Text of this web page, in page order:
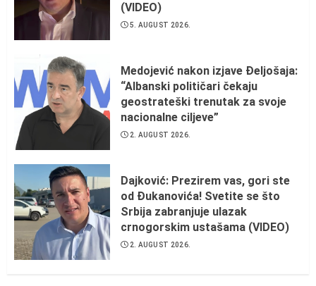
(VIDEO)
5. AUGUST 2026.
Medojević nakon izjave Đeljošaja:
“Albanski političari čekaju
geostrateški trenutak za svoje
nacionalne ciljeve”
2. AUGUST 2026.
Dajković: Prezirem vas, gori ste
od Đukanovića! Svetite se što
Srbija zabranjuje ulazak
crnogorskim ustašama (VIDEO)
2. AUGUST 2026.